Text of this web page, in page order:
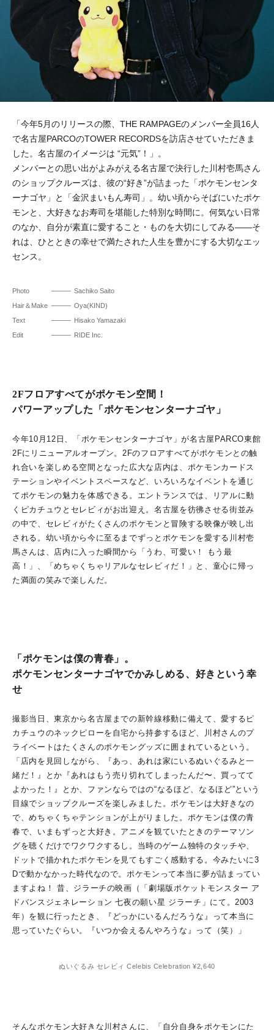
「今年5月のリリースの際、THE RAMPAGEのメンバー全員16人
で名古屋PARCOのTOWER RECORDSを訪店させていただきま
した。名古屋のイメージは “元気”！」。
メンバーとの思い出がよみがえる名古屋で決行した川村壱馬さん
のショップクルーズは、彼の“好き”が詰まった「ポケモンセンタ
ーナゴヤ」と「金沢まいもん寿司」。幼い頃からそばにいたポケ
モンと、大好きなお寿司を堪能した特別な時間に。何気ない日常
のなか、自分が素直に愛すること・ものを大切にしてみる――そ
れは、ひとときの幸せで満たされた人生を豊かにする大切なエッ
センス。
Photo
Sachiko Saito
Hair＆Make
Oya(KIND)
Text
Hisako Yamazaki
Edit
RIDE Inc.
2Fフロアすべてがポケモン空間！
パワーアップした「ポケモンセンターナゴヤ」
今年10月12日、「ポケモンセンターナゴヤ」が名古屋PARCO東館
2Fにリニューアルオープン。2Fのフロアすべてがポケモンとの触
れ合いを楽しめる空間となった広大な店内は、ポケモンカードス
テーションやイベントスペースなど、いろいろなイベントを通じ
てポケモンの魅力を体感できる。エントランスでは、リアルに動
くピカチュウとセレビィがお出迎え。名古屋を彷彿させる街並み
の中で、セレビィがたくさんのポケモンと冒険する映像が映し出
される。幼い頃から今に至るまでずっとポケモンを愛する川村壱
馬さんは、店内に入った瞬間から「うわ、可愛い！ もう最
高！」、「めちゃくちゃリアルなセレビィだ！」と、童心に帰っ
た満面の笑みで楽しんだ。
「ポケモンは僕の青春」。
ポケモンセンターナゴヤでかみしめる、好きという幸
せ
撮影当日、東京から名古屋までの新幹線移動に備えて、愛するピ
カチュウのネックピローを自宅から持参するほど、川村さんのプ
ライベートはたくさんのポケモングッズに囲まれているという。
「店内を見回しながら、『あっ、あれは家にいるぬいぐるみと一
緒だ！』とか『あれはもう売り切れてしまったんだ〜、買ってて
よかった！』とか、ファンならではの“なるほど、なるほど”という
目線でショップクルーズを楽しみました。ポケモンは大好きなの
で、めちゃくちゃテンションが上がりました。ポケモンは僕の青
春で、いまもずっと大好き。アニメを観ていたときのテーマソン
グを聴くだけでワクワクするし。当時のゲーム独特のタッチや、
ドットで描かれたポケモンを見てもすごく感動する。今みたいに3
Dで動かなかった時代なので。ポケモンって本当に夢が詰まってい
ますよね！ 昔、ジラーチの映画（「劇場版ポケットモンスター ア
ドバンスジェネレーション 七夜の願い星 ジラーチ」にて。2003
年）を観に行ったとき、『どっかにいるんだろうな』って本当に
思っていたぐらい。『いつか会えるんやろうな』って（笑）」
ぬいぐるみ セレビィ Celebis Celebration ¥2,640
そんなポケモン大好きな川村さんに、「自分自身をポケモンにた